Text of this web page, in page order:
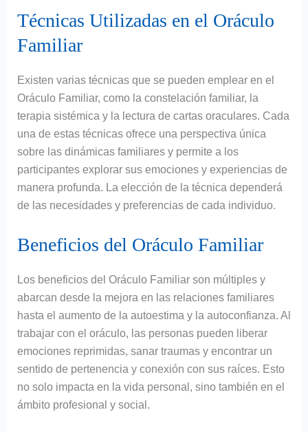
Técnicas Utilizadas en el Oráculo
Familiar
Existen varias técnicas que se pueden emplear en el
Oráculo Familiar, como la constelación familiar, la
terapia sistémica y la lectura de cartas oraculares. Cada
una de estas técnicas ofrece una perspectiva única
sobre las dinámicas familiares y permite a los
participantes explorar sus emociones y experiencias de
manera profunda. La elección de la técnica dependerá
de las necesidades y preferencias de cada individuo.
Beneficios del Oráculo Familiar
Los beneficios del Oráculo Familiar son múltiples y
abarcan desde la mejora en las relaciones familiares
hasta el aumento de la autoestima y la autoconfianza. Al
trabajar con el oráculo, las personas pueden liberar
emociones reprimidas, sanar traumas y encontrar un
sentido de pertenencia y conexión con sus raíces. Esto
no solo impacta en la vida personal, sino también en el
ámbito profesional y social.